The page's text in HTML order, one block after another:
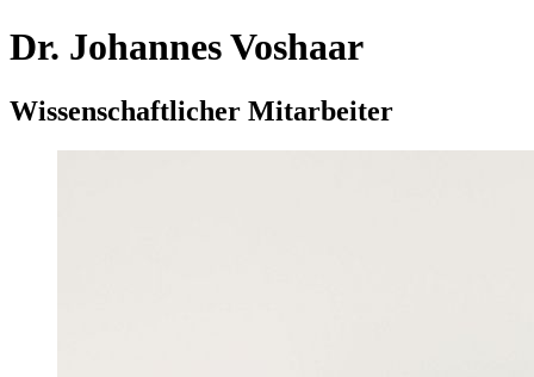
Dr. Johannes Voshaar
Wissenschaftlicher Mitarbeiter